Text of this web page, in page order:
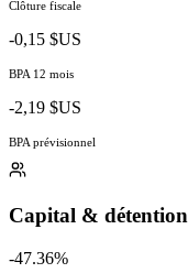
Clôture fiscale
-0,15 $US
BPA 12 mois
-2,19 $US
BPA prévisionnel
Capital & détention
-47.36%